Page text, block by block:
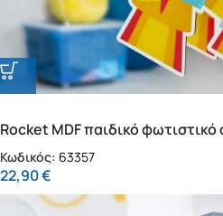
Rocket MDF παιδικό
Κωδικός: 63357
22,90€